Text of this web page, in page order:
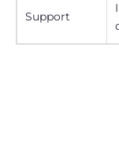
Support